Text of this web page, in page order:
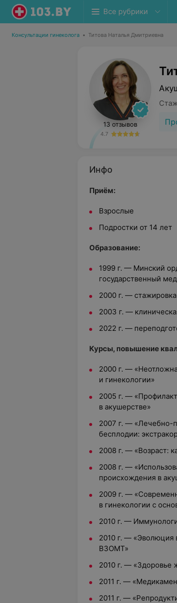
Все рубрики
Консультации гинеколога • Титова Наталья Дмитриевна
13 отзывов
4.7
Инфо
Приём:
Взрослые
Подростки от 14 лет
Образование:
1999 г. — Минский
государственный
2000 г. —
2003 г. —
2022 г. —
Курсы, повышение
2000 г. —
и гинекологии»
2005 г. —
в акушерстве»
2007 г. — «Лечебно-
бесплодии:
2008 г. — «Возраст:
2008 г. —
происхождения в
2009 г. —
в гинекологии с
2010 г. —
2010 г. — «Эволюция
ВЗОМТ»
2010 г. —
2011 г. —
2011 г. —